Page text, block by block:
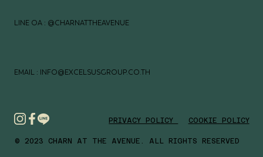
LINE OA : @CHARNATTHEAVENUE
EMAIL : INFO@EXCELSUSGROUP.CO.TH
© 2023 CHARN AT THE AVENUE. ALL RIGHTS RESERVED
PRIVACY POLICY COOKIE POLICY